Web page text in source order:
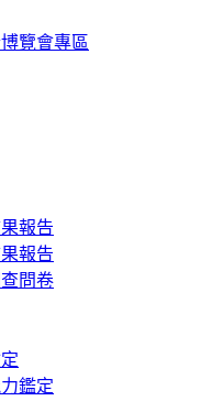
覽會專區
報告
報告
問卷
鑑定